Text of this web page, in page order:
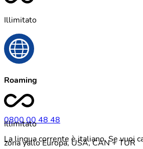
0800 00 48 48
La lingua corrente è italiano. Se vuoi
Illimitato
Roaming
Illimitato
zona yallo Europa, USA, CAN + TUR